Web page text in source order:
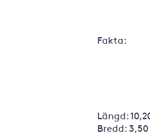
Fakta:
Längd:
Bredd: